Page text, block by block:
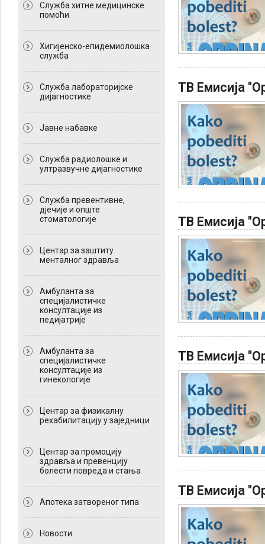
Служба хитне медицинске
помоћи
Хигијенско-епидемиолошка
служба
Служба лабораторијске
дијагностике
Јавне набавке
Служба радиолошке и
ултразвучне дијагностике
Служба превентивне,
дјечије и опште
стоматологије
Центар за заштиту
менталног здравља
Амбуланта за
специјалистичке
консултације из
педијатрије
Амбуланта за
специјалистичке
консултације из
гинекологије
Центар за физикалну
рехабилитацију у заједници
Центар за промоцију
здравља и превенцију
болести повреда и стања
Апотека затвореног типа
Новости
ТВ Емисија
ТВ Емисија
ТВ Емисија
ТВ Емисија